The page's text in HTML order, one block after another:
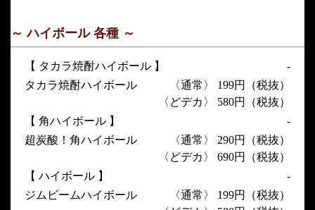
～ ハイボール 各種 ～
【 タカラ焼酎ハイボール 】
-
タカラ焼酎ハイボール
〈通常〉 199円（税抜）
〈どデカ〉 580円（税抜）
【 角ハイボール 】
-
超炭酸！角ハイボール
〈通常〉 290円（税抜）
〈どデカ〉 690円（税抜）
【 ハイボール 】
-
ジムビームハイボール
〈通常〉 199円（税抜）